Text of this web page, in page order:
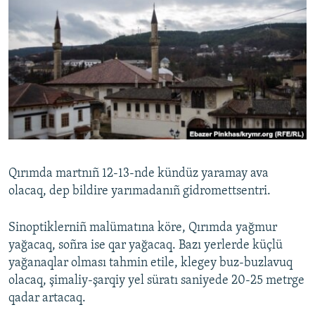
SÜRET
BLOGLAR
FİKİR
Русский
Українською
QOŞULIÑIZ!
RFE/RS bütün saytları
Qırımda martnıñ 12-13-nde kündüz yaramay ava
olacaq, dep bildire yarımadanıñ gidromettsentri.
Sinoptiklerniñ malümatına köre, Qırımda yağmur
yağacaq, soñra ise qar yağacaq. Bazı yerlerde küçlü
yağanaqlar olması tahmin etile, klegey buz-buzlavuq
olacaq, şimaliy-şarqiy yel süratı saniyede 20-25 metrge
qadar artacaq.